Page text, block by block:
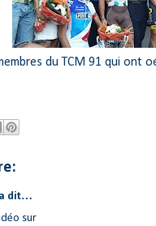
du TCM 91 qui ont
a dit…
sur